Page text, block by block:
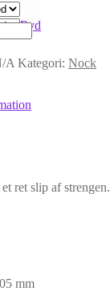
359,00
Ryd
A Kategori: Nock
ret slip af strengen.
mm